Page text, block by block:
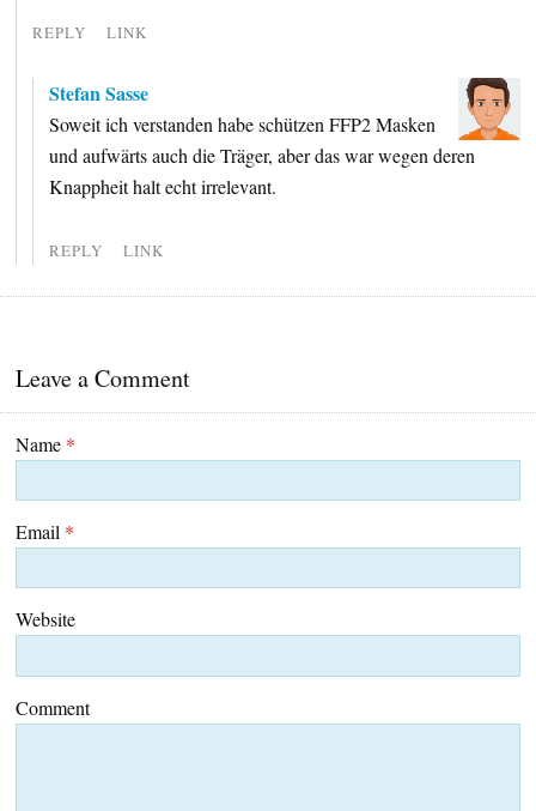
REPLY LINK
Stefan Sasse
Soweit ich verstanden habe schützen FFP2 Masken
und aufwärts auch die Träger, aber das war wegen deren
Knappheit halt echt irrelevant.
REPLY LINK
Leave a Comment
Name *
Email *
Website
Comment